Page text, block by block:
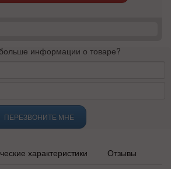
информации о товаре?
ПЕРЕЗВОНИТЕ МНЕ
характеристики Отзывы